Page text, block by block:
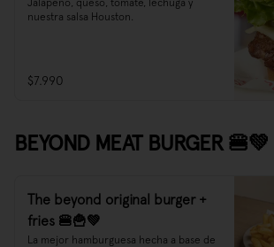
Jalapeño, queso, tomate, lechuga y
nuestra salsa Houston.
$7.990
BEYOND MEAT BURGER 🍔💚
The beyond original burger +
fries 🍔🍟💚
La mejor hamburguesa hecha a base de